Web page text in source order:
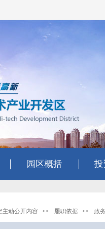
园区概括 投
主动公开内容 >> 履职依据 >> 政